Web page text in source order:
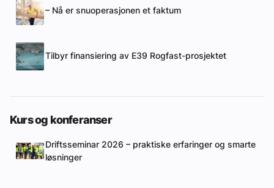
– Nå er snuoperasjonen et faktum
Tilbyr finansiering av E39 Rogfast-prosjektet
Kurs og konferanser
Driftsseminar 2026 – praktiske erfaringer og smarte
løsninger